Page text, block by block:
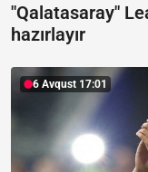
"Qalatasaray"
hazırlayır
6 Avqust 17:01